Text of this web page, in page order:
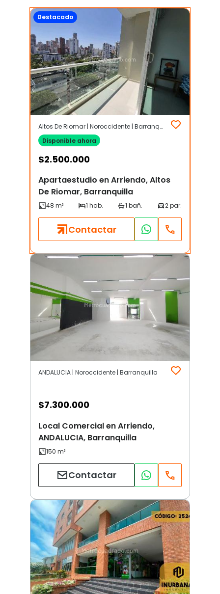
Destacado
Altos De Riomar | Noroccidente | Barranquilla
Disponible ahora
$2.500.000
Apartaestudio en Arriendo, Altos
De Riomar, Barranquilla
Contactar
ANDALUCIA | Noroccidente | Barranquilla
$7.300.000
Local Comercial en Arriendo,
ANDALUCIA, Barranquilla
Contactar